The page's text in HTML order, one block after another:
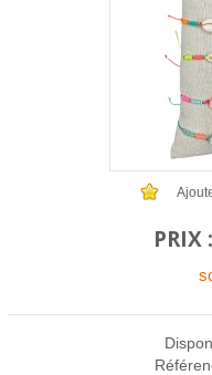
COLLIERS EN LOT
AFFICHES MÉTAL
LETTRES POUR
PRIX :